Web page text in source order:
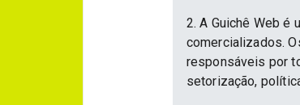
2. A Guichê Web é
comercializados.
responsáveis por
setorização,